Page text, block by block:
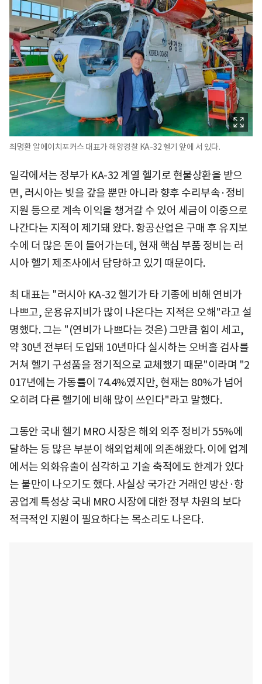
최명환 알에이치포커스 대표가 해양경찰 KA-32 헬기 앞에 서 있다.
일각에서는 정부가 KA-32 계열 헬기로 현물상환을 받으
면, 러시아는 빚을 갚을 뿐만 아니라 향후 수리부속·정비
지원 등으로 계속 이익을 챙겨갈 수 있어 세금이 이중으로
나간다는 지적이 제기돼 왔다. 항공산업은 구매 후 유지보
수에 더 많은 돈이 들어가는데, 현재 핵심 부품 정비는 러
시아 헬기 제조사에서 담당하고 있기 때문이다.
최 대표는 "러시아 KA-32 헬기가 타 기종에 비해 연비가
나쁘고, 운용유지비가 많이 나온다는 지적은 오해"라고 설
명했다. 그는 "(연비가 나쁘다는 것은) 그만큼 힘이 세고,
약 30년 전부터 도입돼 10년마다 실시하는 오버홀 검사를
거쳐 헬기 구성품을 정기적으로 교체했기 때문"이라며 "2
017년에는 가동률이 74.4%였지만, 현재는 80%가 넘어
오히려 다른 헬기에 비해 많이 쓰인다"라고 말했다.
그동안 국내 헬기 MRO 시장은 해외 외주 정비가 55%에
달하는 등 많은 부분이 해외업체에 의존해왔다. 이에 업계
에서는 외화유출이 심각하고 기술 축적에도 한계가 있다
는 불만이 나오기도 했다. 사실상 국가간 거래인 방산·항
공업계 특성상 국내 MRO 시장에 대한 정부 차원의 보다
적극적인 지원이 필요하다는 목소리도 나온다.